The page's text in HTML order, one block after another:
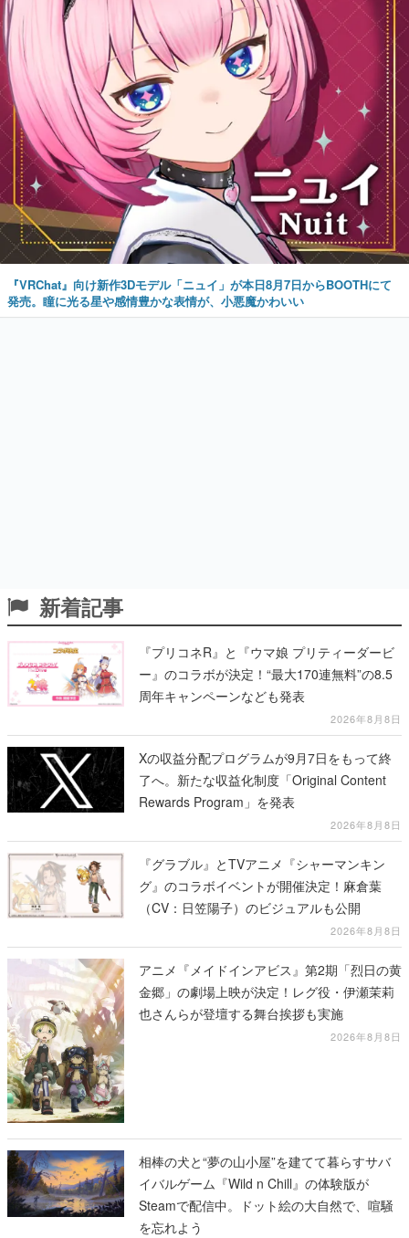
『VRChat』向け新作3Dモデル「ニュイ」が本日8月7日からBOOTHにて
発売。瞳に光る星や感情豊かな表情が、小悪魔かわいい
新着記事
『プリコネR』と『ウマ娘 プリティーダービ
ー』のコラボが決定！“最大170連無料”の8.5
周年キャンペーンなども発表
2026年8月8日
Xの収益分配プログラムが9月7日をもって終
了へ。新たな収益化制度「Original Content
Rewards Program」を発表
2026年8月8日
『グラブル』とTVアニメ『シャーマンキン
グ』のコラボイベントが開催決定！麻倉葉
（CV：日笠陽子）のビジュアルも公開
2026年8月8日
アニメ『メイドインアビス』第2期「烈日の黄
金郷」の劇場上映が決定！レグ役・伊瀬茉莉
也さんらが登壇する舞台挨拶も実施
2026年8月8日
相棒の犬と“夢の山小屋”を建てて暮らすサバ
イバルゲーム『Wild n Chill』の体験版が
Steamで配信中。ドット絵の大自然で、喧騒
を忘れよう